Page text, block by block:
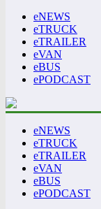
eNEWS
eTRUCK
eTRAILER
eVAN
eBUS
ePODCAST
eNEWS
eTRUCK
eTRAILER
eVAN
eBUS
ePODCAST